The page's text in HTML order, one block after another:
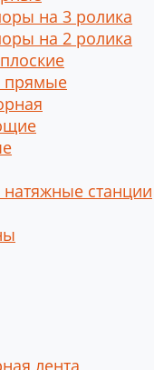
на 3 ролика
на 2 ролика
прямые
станции
лента